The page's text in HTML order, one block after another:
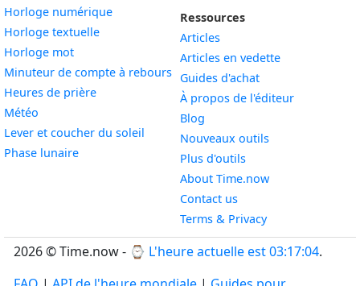
Horloge numériqueWidget
Horloge textuelleWidget
Horloge motWidget
Minuteur de compte à rebours Widget
Heures de prièreWidget
Météo
Lever et coucher du soleil
Phase lunaireWidget
Ressources
Articles
Articles en vedette
Guides d'achat
À propos de l'éditeur
Blog
Nouveaux outils
Plus d'outils
About Time.now
Contact us
Terms & Privacy
2026 © Time.now - ⌚ L'heure actuelle est 03:17:04.